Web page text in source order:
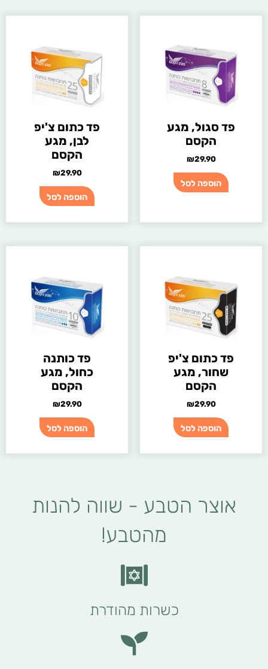
פד סגול, מגע
הקסם
₪29.90
הוספה לסל
פד כתום צ'יפ
לבן, מגע
הקסם
₪29.90
הוספה לסל
פד כתום צ'יפ
שחור, מגע
הקסם
₪29.90
הוספה לסל
פד כותנה
כחול, מגע
הקסם
₪29.90
הוספה לסל
אוצר הטבע - שווה להנות
מהטבע!
כשרות מהודרת